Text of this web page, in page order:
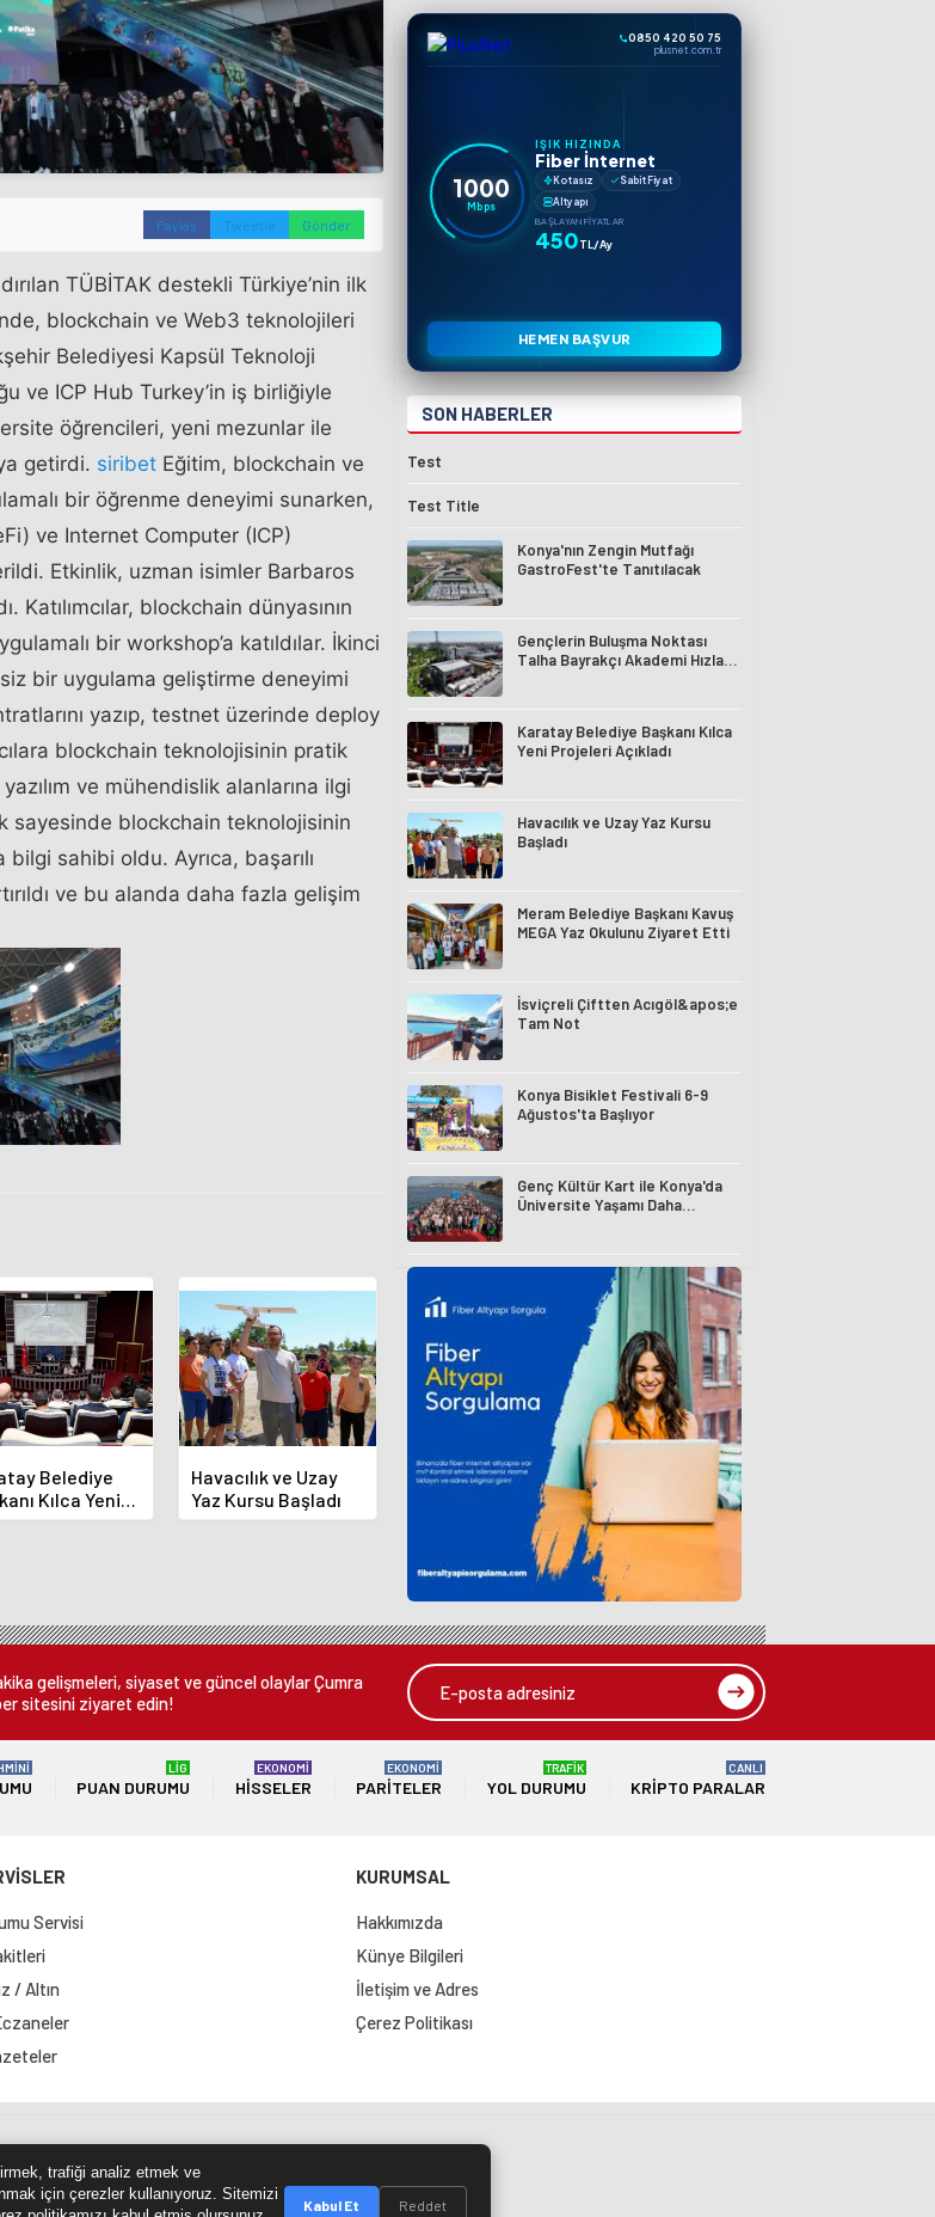
Paylaş Tweetle Gönder
TÜBİTAK destekli Türkiye’nin ilk
blockchain ve Web3 teknolojileri
Belediyesi Kapsül Teknoloji
ve ICP Hub Turkey’in iş birliğiyle
öğrencileri, yeni mezunlar ile
getirdi. siribet Eğitim, blockchain ve
bir öğrenme deneyimi sunarken,
ve Internet Computer (ICP)
Etkinlik, uzman isimler Barbaros
Katılımcılar, blockchain dünyasının
bir workshop’a katıldılar. İkinci
bir uygulama geliştirme deneyimi
yazıp, testnet üzerinde deploy
blockchain teknolojisinin pratik
ve mühendislik alanlarına ilgi
sayesinde blockchain teknolojisinin
sahibi oldu. Ayrıca, başarılı
ve bu alanda daha fazla gelişim
Belediye
Kılca Yeni
Açıkladı
Havacılık ve Uzay
Yaz Kursu Başladı
0850 420 50 75
plusnet.com.tr
1000
Mbps
IŞIK HIZINDA
Fiber İnternet
Kotasız
Sabit Fiyat
Altyapı
BAŞLAYAN FIYATLAR
450TL/Ay
HEMEN BAŞVUR
SON HABERLER
Test
Test Title
Konya'nın Zengin Mutfağı
GastroFest'te Tanıtılacak
Gençlerin Buluşma Noktası
Talha Bayrakçı Akademi Hızla
Karatay Belediye Başkanı Kılca
Yeni Projeleri Açıkladı
Havacılık ve Uzay Yaz Kursu
Başladı
Meram Belediye Başkanı Kavuş
MEGA Yaz Okulunu Ziyaret Etti
İsviçreli Çiftten Acıgöl&apos;e
Tam Not
Konya Bisiklet Festivali 6-9
Ağustos'ta Başlıyor
Genç Kültür Kart ile Konya'da
Üniversite Yaşamı Daha
gelişmeleri, siyaset ve güncel olaylar Çumra
sitesini ziyaret edin!
PUAN DURUMU
LİG
HISSELER
EKONOMİ
PARITELER
EKONOMİ
YOL DURUMU
TRAFİK
KRIPTO PARALAR
CANLI
Servisi
/ Altın
KURUMSAL
Hakkımızda
Künye Bilgileri
İletişim ve Adres
Çerez Politikası
Çumra Postası
trafiği analiz etmek ve
için çerezler kullanıyoruz. Sitemizi
Kabul Et Reddet